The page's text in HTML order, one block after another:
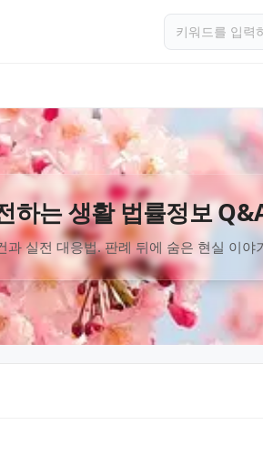
하는 생활 법률정보
실전 대응법. 판례 뒤에 숨은 현실 이야